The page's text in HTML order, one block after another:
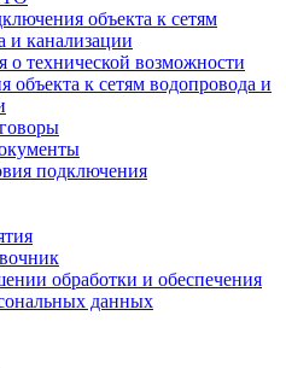
объекта к сетям
и канализации
технической возможности
объекта к сетям водопровода и
подключения
обработки и обеспечения
данных